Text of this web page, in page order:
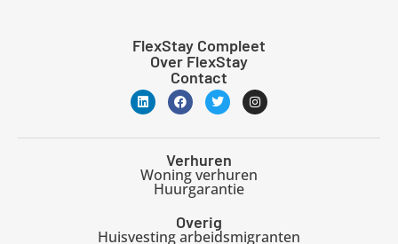
FlexStay Compleet
Over FlexStay
Contact
L
i
n
e
n
F
a
c
b
o
k
T
w
i
t
r
I
n
s
a
a
Verhuren
Woning verhuren
Huurgarantie
Overig
Huisvesting arbeidsmigranten